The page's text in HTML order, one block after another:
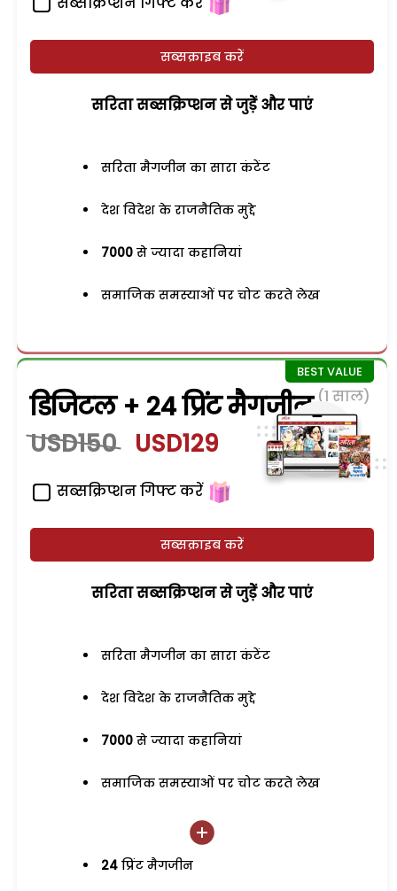
सब्सक्राइब करें
सरिता सब्सक्रिप्शन से जुड़ेें और पाएं
सरिता मैगजीन का सारा कंटेंट
देश विदेश के राजनैतिक मुद्दे
7000 से ज्यादा कहानियां
समाजिक समस्याओं पर चोट करते लेख
डिजिटल + 24 प्रिंट मैगजीन (1 साल)
USD150 USD129
सब्सक्रिप्शन गिफ्ट करें
सब्सक्राइब करें
सरिता सब्सक्रिप्शन से जुड़ेें और पाएं
सरिता मैगजीन का सारा कंटेंट
देश विदेश के राजनैतिक मुद्दे
7000 से ज्यादा कहानियां
समाजिक समस्याओं पर चोट करते लेख
24 प्रिंट मैगजीन